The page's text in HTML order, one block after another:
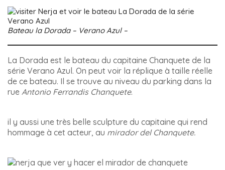
Bateau la Dorada – Verano Azul –
La Dorada est le bateau du capitaine Chanquete de la
série Verano Azul. On peut voir la réplique à taille réelle
de ce bateau. Il se trouve au niveau du parking dans la
rue Antonio Ferrandis Chanquete.
il y aussi une très belle sculpture du capitaine qui rend
hommage à cet acteur, au mirador del Chanquete.